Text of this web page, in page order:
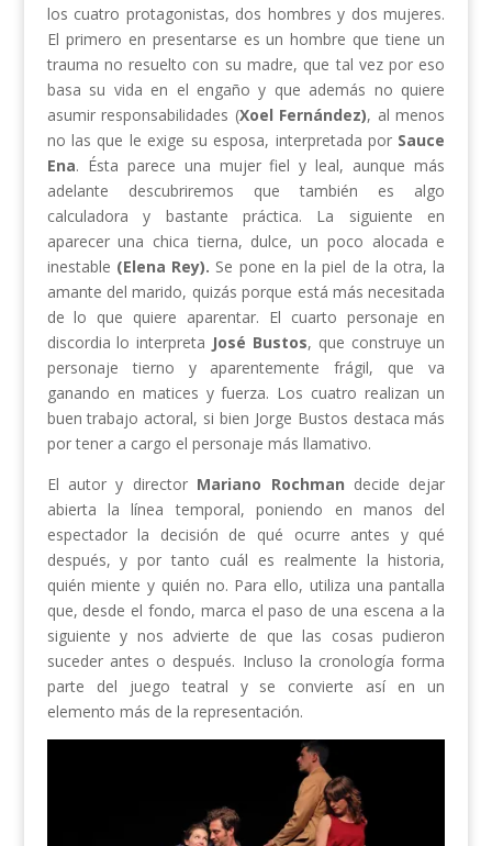
los cuatro protagonistas, dos hombres y dos mujeres.
El primero en presentarse es un hombre que tiene un
trauma no resuelto con su madre, que tal vez por eso
basa su vida en el engaño y que además no quiere
asumir responsabilidades (Xoel Fernández), al menos
no las que le exige su esposa, interpretada por Sauce
Ena. Ésta parece una mujer fiel y leal, aunque más
adelante descubriremos que también es algo
calculadora y bastante práctica. La siguiente en
aparecer una chica tierna, dulce, un poco alocada e
inestable (Elena Rey). Se pone en la piel de la otra, la
amante del marido, quizás porque está más necesitada
de lo que quiere aparentar. El cuarto personaje en
discordia lo interpreta José Bustos, que construye un
personaje tierno y aparentemente frágil, que va
ganando en matices y fuerza. Los cuatro realizan un
buen trabajo actoral, si bien Jorge Bustos destaca más
por tener a cargo el personaje más llamativo.
El autor y director Mariano Rochman decide dejar
abierta la línea temporal, poniendo en manos del
espectador la decisión de qué ocurre antes y qué
después, y por tanto cuál es realmente la historia,
quién miente y quién no. Para ello, utiliza una pantalla
que, desde el fondo, marca el paso de una escena a la
siguiente y nos advierte de que las cosas pudieron
suceder antes o después. Incluso la cronología forma
parte del juego teatral y se convierte así en un
elemento más de la representación.